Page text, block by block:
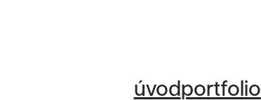
úvodportfolio